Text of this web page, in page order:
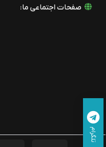
صفحات اجتماعی ما:
تلگرام